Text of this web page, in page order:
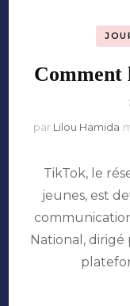
Comment
par Lilou Hamida
TikTok, le
jeunes, est
National,